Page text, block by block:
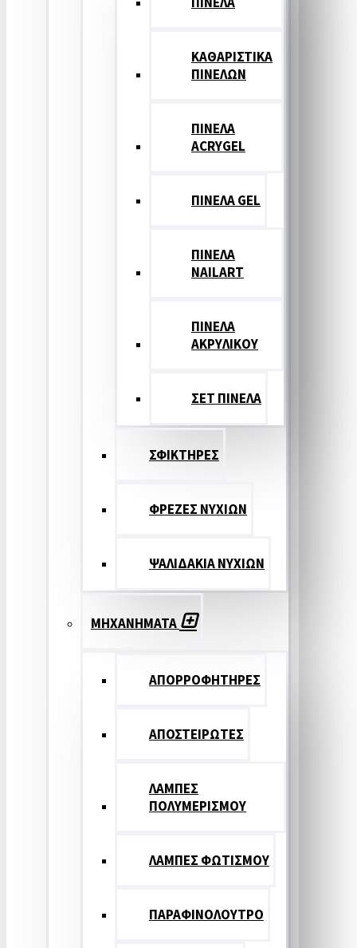
ΚΑΘΑΡΙΣΤΙΚΑ
ΠΙΝΕΛΩΝ
ΠΙΝΕΛΑ
ACRYGEL
ΠΙΝΕΛΑ GEL
ΠΙΝΕΛΑ
NAILART
ΠΙΝΕΛΑ
ΑΚΡΥΛΙΚΟΥ
ΣΕΤ ΠΙΝΕΛA
ΣΦΙΚΤΗΡΕΣ
ΦΡΕΖΕΣ ΝΥΧΙΩΝ
ΨΑΛΙΔΑΚΙΑ ΝΥΧΙΩΝ
ΜΗΧΑΝΗΜΑΤΑ
ΑΠΟΡΡΟΦΗΤΗΡΕΣ
ΑΠΟΣΤΕΙΡΩΤΕΣ
ΛΑΜΠΕΣ
ΠΟΛΥΜΕΡΙΣΜΟΥ
ΛΑΜΠΕΣ ΦΩΤΙΣΜΟΥ
ΠΑΡΑΦΙΝΟΛΟΥΤΡΟ